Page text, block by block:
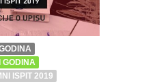
GODINA
ISPIT 2019